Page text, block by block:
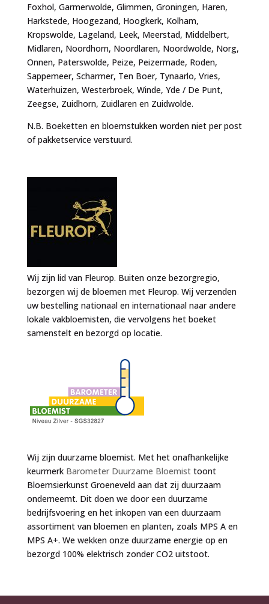
Foxhol, Garmerwolde, Glimmen, Groningen, Haren,
Harkstede, Hoogezand, Hoogkerk, Kolham,
Kropswolde, Lageland, Leek, Meerstad, Middelbert,
Midlaren, Noordhorn, Noordlaren, Noordwolde, Norg,
Onnen, Paterswolde, Peize, Peizermade, Roden,
Sappemeer, Scharmer, Ten Boer, Tynaarlo, Vries,
Waterhuizen, Westerbroek, Winde, Yde / De Punt,
Zeegse, Zuidhorn, Zuidlaren en Zuidwolde.
N.B. Boeketten en bloemstukken worden niet per post
of pakketservice verstuurd.
Wij zijn lid van Fleurop. Buiten onze bezorgregio,
bezorgen wij de bloemen met Fleurop. Wij verzenden
uw bestelling nationaal en internationaal naar andere
lokale vakbloemisten, die vervolgens het boeket
samenstelt en bezorgd op locatie.
Wij zijn duurzame bloemist. Met het onafhankelijke
keurmerk Barometer Duurzame Bloemisttoont
Bloemsierkunst Groeneveld aan dat zij duurzaam
onderneemt. Dit doen we door een duurzame
bedrijfsvoering en het inkopen van een duurzaam
assortiment van bloemen en planten, zoals MPS A en
MPS A+. We wekken onze duurzame energie op en
bezorgd 100% elektrisch zonder CO2 uitstoot.